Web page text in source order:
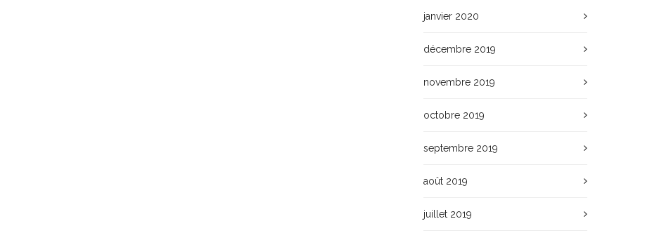
janvier 2020
décembre 2019
novembre 2019
octobre 2019
septembre 2019
août 2019
juillet 2019